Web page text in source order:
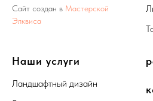
Сайт создан в Мастерской
Элквиса
Наши услуги
Ландшафтный дизайн